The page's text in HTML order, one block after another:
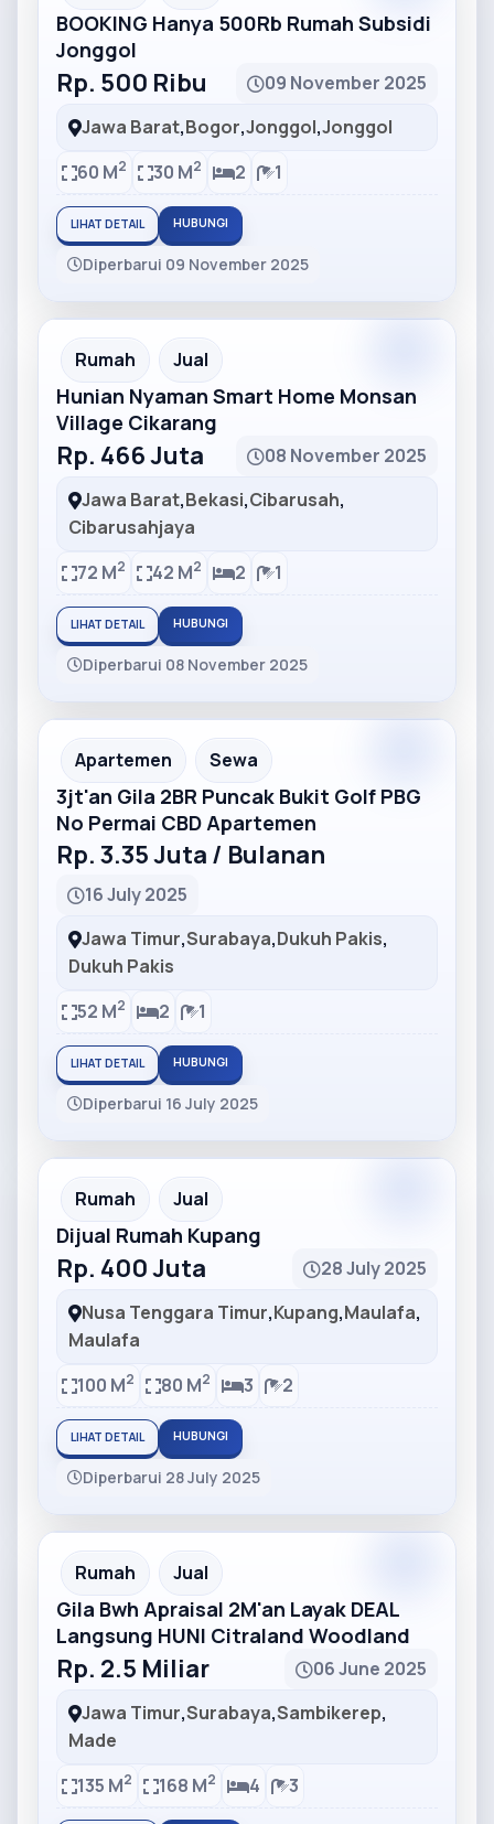
BOOKING Hanya 500Rb Rumah Subsidi
Jonggol
Rp. 500 Ribu
09 November 2025
Jawa Barat,Bogor,Jonggol,Jonggol
60 M2 30 M2 2 1
LIHAT DETAIL HUBUNGI
Diperbarui 09 November 2025
Partner Ad
Rumah Jual
Hunian Nyaman Smart Home Monsan
Village Cikarang
Rp. 466 Juta
08 November 2025
Jawa Barat,Bekasi,Cibarusah,
Cibarusahjaya
72 M2 42 M2 2 1
LIHAT DETAIL HUBUNGI
Diperbarui 08 November 2025
Partner Ad
Apartemen Sewa
3jt'an Gila 2BR Puncak Bukit Golf PBG
No Permai CBD Apartemen
Rp. 3.35 Juta / Bulanan
16 July 2025
Jawa Timur,Surabaya,Dukuh Pakis,
Dukuh Pakis
52 M2 2 1
LIHAT DETAIL HUBUNGI
Diperbarui 16 July 2025
Partner Ad
Rumah Jual
Dijual Rumah Kupang
Rp. 400 Juta
28 July 2025
Nusa Tenggara Timur,Kupang,Maulafa,
Maulafa
100 M2 80 M2 3 2
LIHAT DETAIL HUBUNGI
Diperbarui 28 July 2025
Partner Ad
Rumah Jual
Gila Bwh Apraisal 2M'an Layak DEAL
Langsung HUNI Citraland Woodland
Rp. 2.5 Miliar
06 June 2025
Jawa Timur,Surabaya,Sambikerep,
Made
135 M2 168 M2 4 3